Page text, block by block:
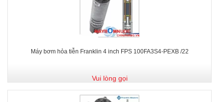
Máy bơm hỏa tiễn Franklin 4 inch FPS 100FA3S4-PEXB /22
Vui lòng gọi